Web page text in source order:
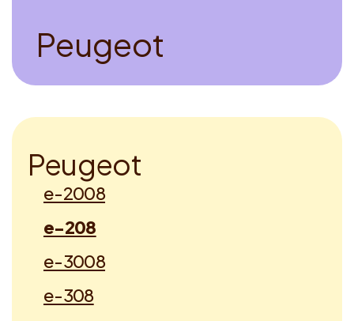
Peugeot
Peugeot
e-2008
e-208
e-3008
e-308